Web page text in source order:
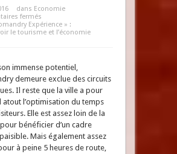
dans Economie
fermés
Expérience » :
le tourisme et l’économie
immense potentiel,
demeure exclue des circuits
Il reste que la ville a pour
atout l’optimisation du temps
Elle est assez loin de la
bénéficier d’un cadre
Mais également assez
à peine 5 heures de route,